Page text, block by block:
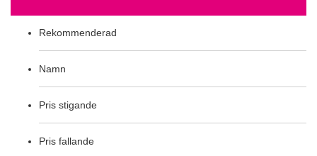
Rekommenderad
Namn
Pris stigande
Pris fallande